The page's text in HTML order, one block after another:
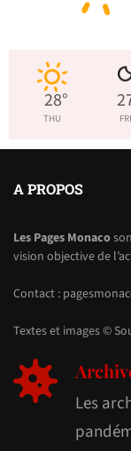
28°
THU FRI
A PROPOS
Les Pages Monaco
vision objective de
Contact :
Textes et images ©
Les